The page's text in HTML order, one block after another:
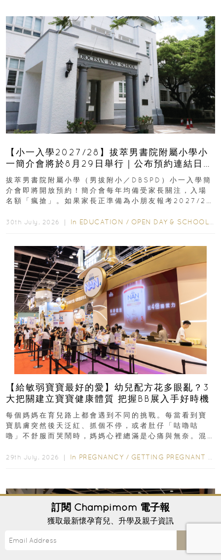
【小一入學2027/28】拔萃男書院附屬小學小
一簡介會將於8月29日舉行｜公布預約連結日期
｜更設有網上重溫
拔萃男書院附屬小學（男拔附小／DBSPD）小一入學簡
介會即將開放預約！簡介會每年均備受家長關注，入場
名額「瘋搶」。如果家長正準備為小朋友報考2027/28
30th July, 2026 ｜ In EDUCATION / OPEN DAY & SCHOOL EVENTS
【給敏弱寶寶最好的愛】幼兒配方花多眼亂？3
大把關建立寶寶健康體質 把握BB展入手好時機
每個媽媽在育兒路上都會遇到不同的挑戰。每當看到寶
寶肌膚突然後天泛紅、抓個不停，或者肚仔「咕嚕咕
嚕」不舒服而哭鬧時，媽媽心裡總滿是心痛與無奈。混
29th July, 2026 ｜ In PREGNANCY / GETTING PREGNANT
訂閱 Champimom 電子報
獲取最新懷孕育兒、升學及親子資訊